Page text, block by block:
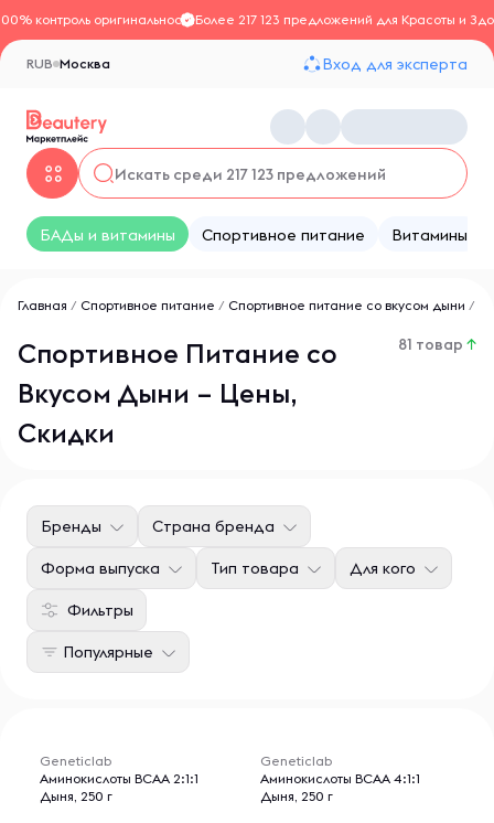
контроль оригинальностиБолее 217 123 предложений для Красоты и
Москва
RUB Вход для эксперта
БАДы и витамины Спортивное питание Витамины
Главная / Спортивное питание / Спортивное питание со вкусом дыни /
Спортивное Питание со
Вкусом Дыни – Цены,
Скидки
81 товар ↑
Фильтры
Бренды Страна бренда
Форма выпуска Тип товара Для кого
Популярные
Geneticlab
Аминокислоты BCAA 2:1:1
Дыня, 250 г
Geneticlab
Аминокислоты BCAA 4:1:1
Дыня, 250 г